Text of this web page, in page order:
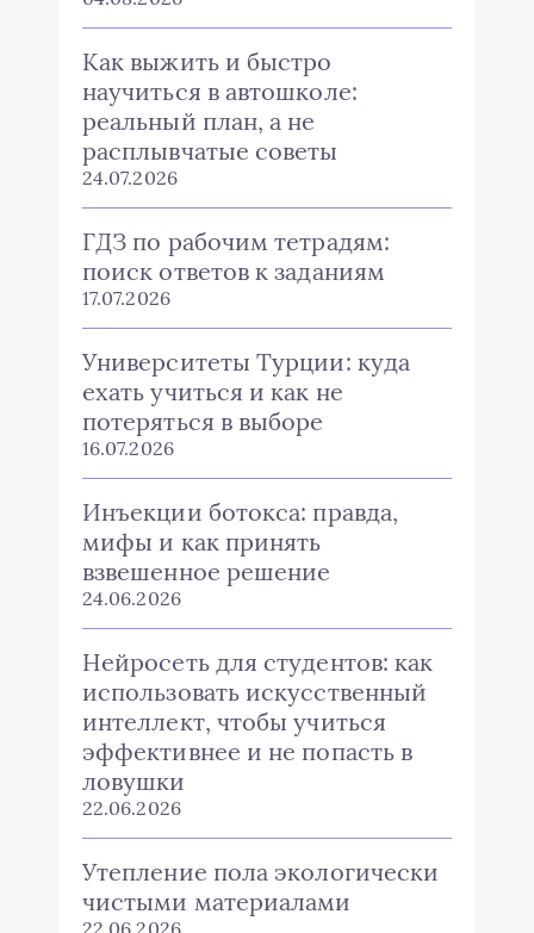
Как выжить и быстро
научиться в автошколе:
реальный план, а не
расплывчатые советы
24.07.2026
ГДЗ по рабочим тетрадям:
поиск ответов к заданиям
17.07.2026
Университеты Турции: куда
ехать учиться и как не
потеряться в выборе
16.07.2026
Инъекции ботокса: правда,
мифы и как принять
взвешенное решение
24.06.2026
Нейросеть для студентов: как
использовать искусственный
интеллект, чтобы учиться
эффективнее и не попасть в
ловушки
22.06.2026
Утепление пола экологически
чистыми материалами